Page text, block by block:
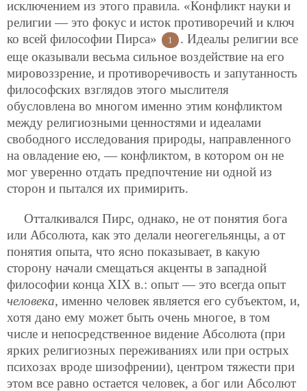
исключением из этого правила. «Конфликт науки и
религии — это фокус и исток противоречий и ключ
ко всей философии Пирса»
1
. Идеалы религии все
еще оказывали весьма сильное воздействие на его
мировоззрение, и противоречивость и запутанность
философских взглядов этого мыслителя
обусловлена во многом именно этим конфликтом
между религиозными ценностями и идеалами
свободного исследования природы, направленного
на овладение ею, — конфликтом, в котором он не
мог уверенно отдать предпочтение ни одной из
сторон и пытался их примирить.
Отталкивался Пирс, однако, не от понятия бога
или Абсолюта, как это делали неогегельянцы, а от
понятия опыта, что ясно показывает, в какую
сторону начали смещаться акценты в западной
философии конца XIX в.: опыт — это всегда опыт
человека, именно человек является его субъектом, и,
хотя дано ему может быть очень многое, в том
числе и непосредственное видение Абсолюта (при
ярких религиозных переживаниях или при острых
психозах вроде шизофрении), центром тяжести при
этом все равно остается человек, а бог или Абсолют